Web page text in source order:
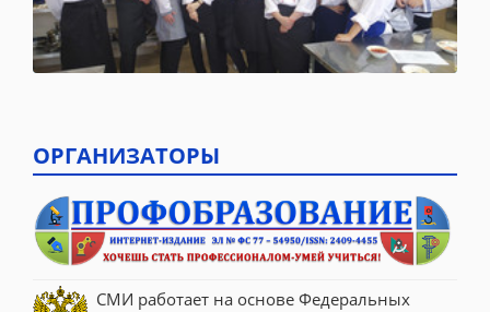
ОРГАНИЗАТОРЫ
СМИ работает на основе Федеральных